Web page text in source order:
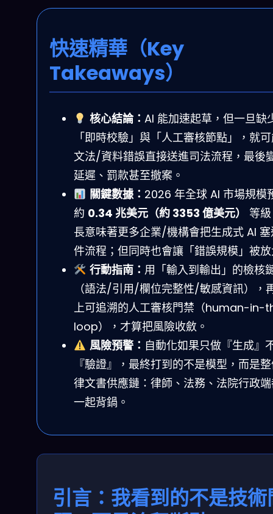
快速精華（Key
Takeaways）
核心結論： AI 能加速起草，但一旦缺
「即時校驗」與「人工審核節點」，就
文法/資料錯誤直接送進司法流程，最後
延遲、罰款甚至撤案。
關鍵數據： 2026 年全球 AI 市場規模
約 0.34 兆美元（約 3353 億美元）
等
長意味著更多企業/機構會把生成式 AI
件流程；但同時也會讓「錯誤規模」被
行動指南： 用「輸入到輸出」的檢核
（語法/引用/欄位完整性/敏感資訊），
上可追溯的人工審核門禁（human-in-
loop），才算把風險收斂。
風險預警： 自動化如果只做『生成』
『驗證』，最終打到的不是模型，而是
律文書供應鏈：律師、法務、法院行政
一起背鍋。
引言：我看到的不是技術